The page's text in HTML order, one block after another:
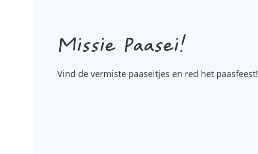
Missie Paasei!
Vind de vermiste paaseitjes en red het paasfeest!